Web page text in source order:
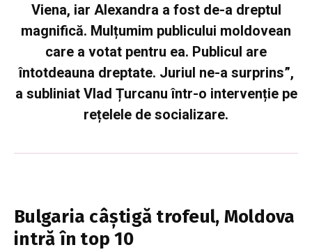
Viena, iar Alexandra a fost de-a dreptul
magnifică. Mulțumim publicului moldovean
care a votat pentru ea. Publicul are
întotdeauna dreptate. Juriul ne-a surprins”,
a subliniat Vlad Țurcanu într-o intervenție pe
rețelele de socializare.
Bulgaria câștigă trofeul, Moldova
intră în top 10